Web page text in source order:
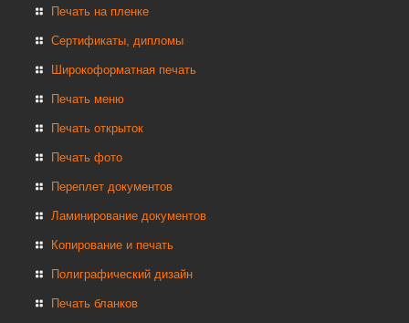
Печать на пленке
Сертификаты, дипломы
Широкоформатная печать
Печать меню
Печать открыток
Печать фото
Переплет документов
Ламинирование документов
Копирование и печать
Полиграфический дизайн
Печать бланков